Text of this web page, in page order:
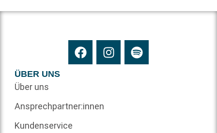
ÜBER UNS
Über uns
Ansprechpartner:innen
Kundenservice